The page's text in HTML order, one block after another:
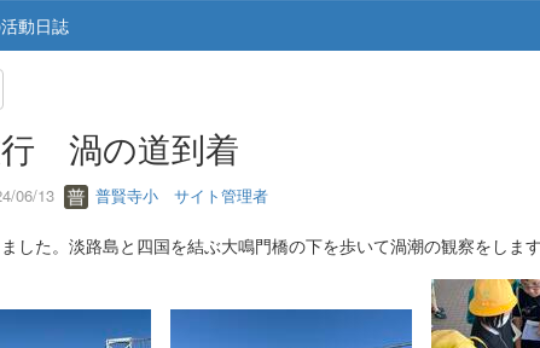
動日誌
渦の道到着
06/13 普賢寺小 サイト管理者
した。淡路島と四国を結ぶ大鳴門橋の下を歩いて渦潮の観察をします